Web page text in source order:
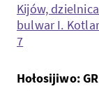
Kijów,
bulwar I.
7
Hołosijiwo: